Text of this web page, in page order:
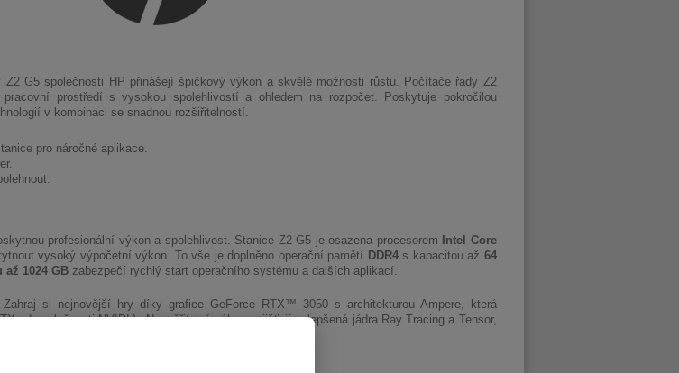
Z2 G5 společnosti HP přinášejí špičkový výkon a skvělé možnosti růstu. Počítače řady Z2
prostředí s vysokou spolehlivostí a ohledem na rozpočet. Poskytuje pokročilou
v kombinaci se snadnou rozšiřitelností.
pro náročné aplikace.
profesionální výkon a spolehlivost. Stanice Z2 G5 je osazena procesorem
Intel Core
vysoký výpočetní výkon. To vše je doplněno operační pamětí DDR4s kapacitou až 64
1024 GBzabezpečí rychlý start operačního systému a dalších aplikací.
si nejnovější hry díky grafice GeForce RTX™ 3050 s architekturou Ampere, která
od společnosti NVIDIA. Neuvěřitelný výkon zajišťují vylepšená jádra Ray Tracing a Tensor,
paměť G6.